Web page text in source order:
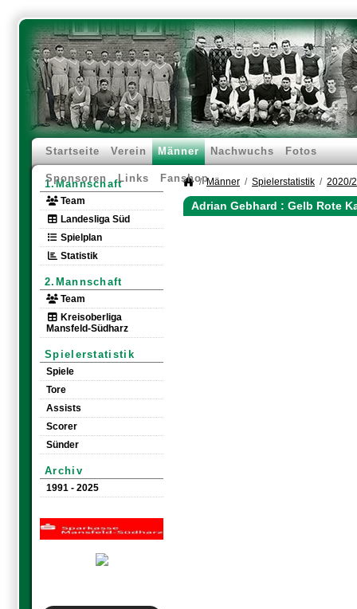
Startseite Verein Männer Nachwuchs Fotos
Sponsoren Links Fanshop
1.Mannschaft
Team
Landesliga Süd
Spielplan
Statistik
2.Mannschaft
Team
Kreisoberliga
Mansfeld-Südharz
Spielerstatistik
Spiele
Tore
Assists
Scorer
Sünder
Archiv
1991 - 2025
Männer Spielerstatistik 2020/
Adrian Gebhard : Gelb Rote